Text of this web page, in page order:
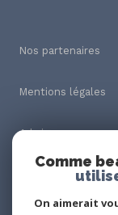
Nos partenaires
Mentions légales
Admin
Nos honoraires
Comme
On aimerait